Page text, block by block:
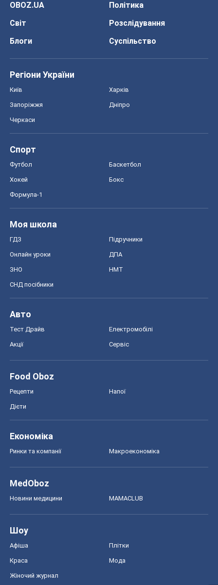
OBOZ.UA
Політика
Світ
Розслідування
Блоги
Суспільство
Регіони України
Київ Харків
Запоріжжя Дніпро
Черкаси
Спорт
Футбол Баскетбол
Хокей Бокс
Формула-1
Моя школа
ГДЗ Підручники
Онлайн уроки ДПА
ЗНО НМТ
СНД посібники
Авто
Тест Драйв Електромобілі
Акції Сервіс
Food Oboz
Рецепти Напої
Дієти
Економіка
Ринки та компанії Макроекономіка
MedOboz
Новини медицини MAMACLUB
Шоу
Афіша Плітки
Краса Мода
Жіночий журнал